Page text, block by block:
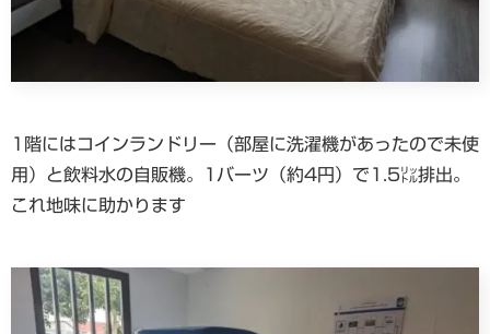
1階にはコインランドリー（部屋に洗濯機があったので未使
用）と飲料水の自販機。1バーツ（約4円）で1.5㍑排出。
これ地味に助かります